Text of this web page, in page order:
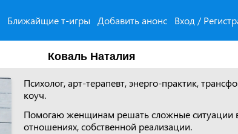
Ближайщие т-игры Добавить анонс Вход /
Коваль Наталия
Психолог, арт-терапевт, энерго-практик,
коуч.
Помогаю женщинам решать сложные ситуации
отношениях, собственной реализации.